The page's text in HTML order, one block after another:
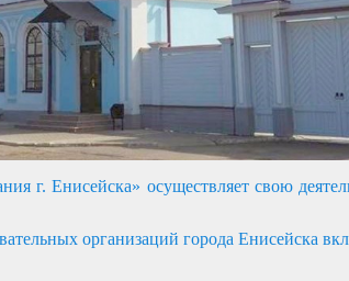
г. Енисейска» осуществляет свою
организаций города Енисейска